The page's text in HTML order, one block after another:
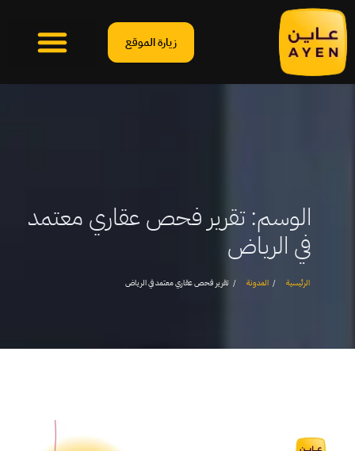
زيارة الموقع
الوسم: تقرير فحص عقاري معتمد
في الرياض
الرئيسية المدونة تقرير فحص عقاري معتمد في الرياض